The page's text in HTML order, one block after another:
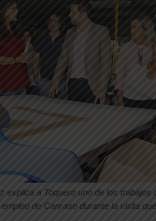
explica a Toquero uno de los trabajos
de Canraso durante la visita